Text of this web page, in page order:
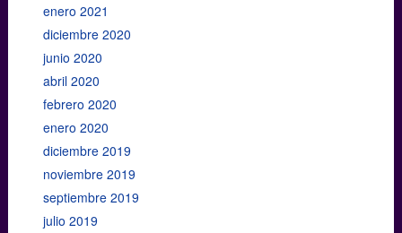
enero 2021
diciembre 2020
junio 2020
abril 2020
febrero 2020
enero 2020
diciembre 2019
noviembre 2019
septiembre 2019
julio 2019